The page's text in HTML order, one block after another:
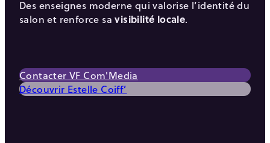
Des enseignes moderne qui valorise l’identité du
salon et renforce savisibilité locale.
Contacter VF Com'Media
Découvrir Estelle Coiff’